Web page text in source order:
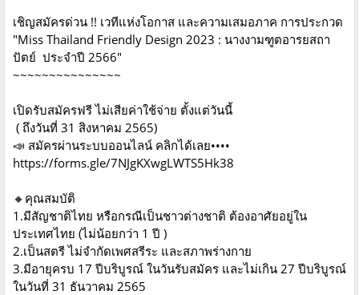
เชิญสมัครด่วน !! เวทีแห่งโอกาส และความเสมอภาค การประกวด
"Miss Thailand Friendly Design 2023 : นางงามฑูตอารยสถา
ปัตย์ ประจำปี 2566"
~~~~~~~~~~~~~~~
เปิดรับสมัครฟรี ไม่เสียค่าใช้จ่าย ตั้งแต่วันนี้
( ถึงวันที่ 31 สิงหาคม 2565)
📣 สมัครผ่านระบบออนไลน์ คลิกได้เลย••••
https://forms.gle/7NJgKXwgLWTS5Hk38
🔸คุณสมบัติ
1.มีสัญชาติไทย หรือกรณีเป็นชาวต่างชาติ ต้องอาศัยอยู่ใน
ประเทศไทย (ไม่น้อยกว่า 1 ปี )
2.เป็นสตรี ไม่จำกัดเพศสรีระ และสภาพร่างกาย
3.มีอายุครบ 17 ปีบริบูรณ์ ในวันรับสมัคร และไม่เกิน 27 ปีบริบูรณ์
ในวันที่ 31 ธันวาคม 2565